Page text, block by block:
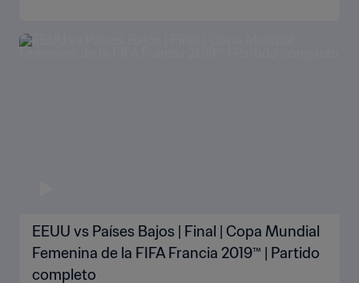
EEUU vs Países Bajos | Final | Copa Mundial
Femenina de la FIFA Francia 2019™ | Partido
completo